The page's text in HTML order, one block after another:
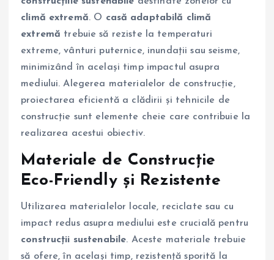
climă extremă. O casă adaptabilă climă
extremă trebuie să reziste la temperaturi
extreme, vânturi puternice, inundații sau seisme,
minimizând în același timp impactul asupra
mediului. Alegerea materialelor de construcție,
proiectarea eficientă a clădirii și tehnicile de
construcție sunt elemente cheie care contribuie la
realizarea acestui obiectiv.
Materiale de Construcție
Eco-Friendly și Rezistente
Utilizarea materialelor locale, reciclate sau cu
impact redus asupra mediului este crucială pentru
construcții sustenabile. Aceste materiale trebuie
să ofere, în același timp, rezistență sporită la